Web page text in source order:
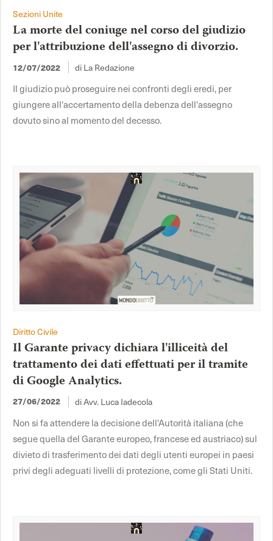
Sezioni Unite
La morte del coniuge nel corso del giudizio
per l'attribuzione dell'assegno di divorzio.
12/07/2022 di La Redazione
Il giudizio può proseguire nei confronti degli eredi, per
giungere all'accertamento della debenza dell'assegno
dovuto sino al momento del decesso.
Diritto Civile
Il Garante privacy dichiara l'illiceità del
trattamento dei dati effettuati per il tramite
di Google Analytics.
27/06/2022 di Avv. Luca Iadecola
Non si fa attendere la decisione dell'Autorità italiana (che
segue quella del Garante europeo, francese ed austriaco) sul
divieto di trasferimento dei dati degli utenti europei in paesi
privi degli adeguati livelli di protezione, come gli Stati Uniti.